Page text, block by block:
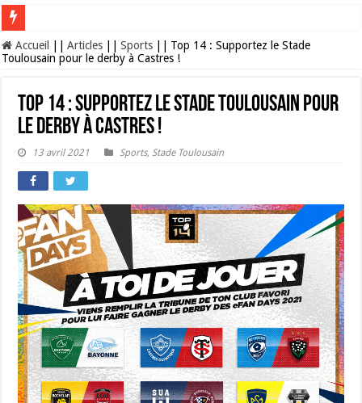
Les Nocturnes de la Cité de l’espace 2026 : l’événement incontournable de
Accueil Articles Sports
Top 14 : Supportez le Stade
Toulousain pour le derby à Castres !
Top 14 : Supportez le Stade Toulousain pour
le derby à Castres !
13 avril 2021 Sports, Stade Toulousain